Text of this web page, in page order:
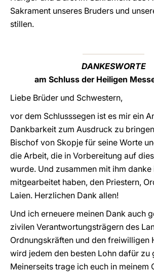
Sakrament unseres Bruders und
stillen.
DANKESWORTE
am Schluss der Heiligen
Liebe Brüder und Schwestern,
vor dem Schlusssegen ist es mir ein
Dankbarkeit zum Ausdruck zu
Bischof von Skopje für seine Worte
die Arbeit, die in Vorbereitung auf
wurde. Und zusammen mit ihm danke
mitgearbeitet haben, den Priestern,
Laien. Herzlichen Dank allen!
Und ich erneuere meinen Dank auch
zivilen Verantwortungsträgern des
Ordnungskräften und den freiwilligen
wird jedem den besten Lohn dafür zu
Meinerseits trage ich euch in meinem